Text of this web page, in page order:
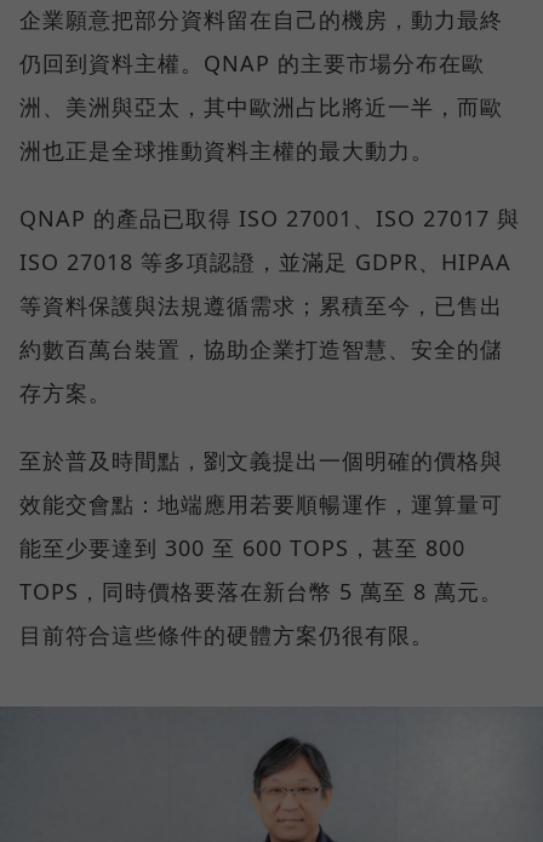
企業願意把部分資料留在自己的機房，動力最終
仍回到資料主權。QNAP 的主要市場分布在歐
洲、美洲與亞太，其中歐洲占比將近一半，而歐
洲也正是全球推動資料主權的最大動力。
QNAP 的產品已取得 ISO 27001、ISO 27017 與
ISO 27018 等多項認證，並滿足 GDPR、HIPAA
等資料保護與法規遵循需求；累積至今，已售出
約數百萬台裝置，協助企業打造智慧、安全的儲
存方案。
至於普及時間點，劉文義提出一個明確的價格與
效能交會點：地端應用若要順暢運作，運算量可
能至少要達到 300 至 600 TOPS，甚至 800
TOPS，同時價格要落在新台幣 5 萬至 8 萬元。
目前符合這些條件的硬體方案仍很有限。